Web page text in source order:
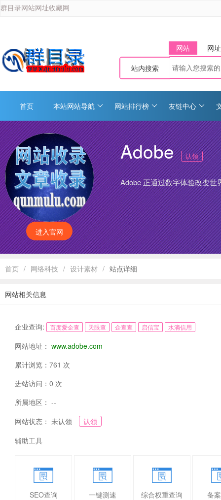
群目录网站网址收藏网
网站 网址
站内搜索
首页 本站网站导航 网站排行榜 友链中心
进入官网
Adobe 认领
Adobe 正通过数字体验改变
首页 / 网络科技 / 设计素材 / 站点详细
网站相关信息
企业查询: 百度爱企查 天眼查 企查查 启信宝 水滴信用
网站地址： www.adobe.com
累计浏览：761 次
进站访问：0 次
所属地区： --
网站状态： 未认领
认领
辅助工具
SEO查询 一键测速 综合权重查询 备